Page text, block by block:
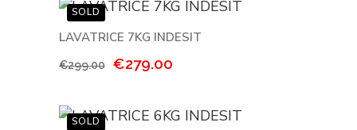
era:
€299.00.
è:
€229.00.
LAVATRICE 7KG INDESIT
€299.00
Il
era:
€279.00
è: